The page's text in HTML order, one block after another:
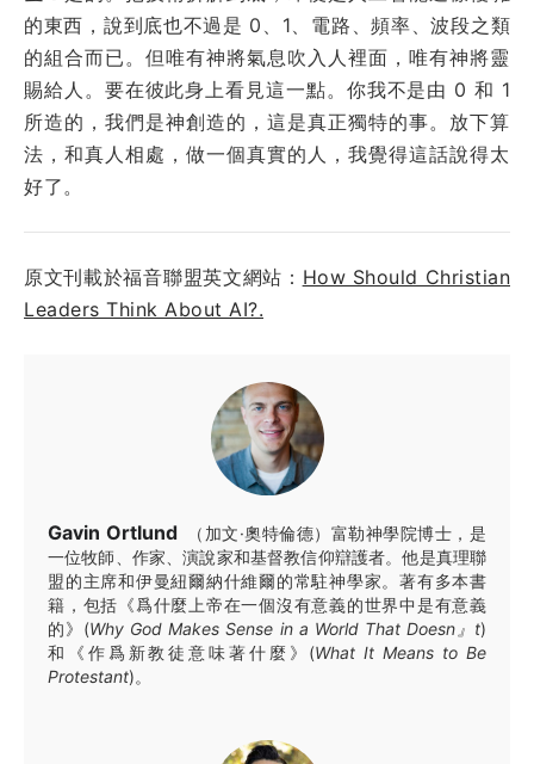
的東西，說到底也不過是 0、1、電路、頻率、波段之類
的組合而已。但唯有神將氣息吹入人裡面，唯有神將靈
賜給人。要在彼此身上看見這一點。你我不是由 0 和 1
所造的，我們是神創造的，這是真正獨特的事。放下算
法，和真人相處，做一個真實的人，我覺得這話說得太
好了。
原文刊載於福音聯盟英文網站： How Should Christian
Leaders Think About AI?.
Gavin Ortlund
（加文·奧特倫德）富勒神學院博士，是
一位牧師、作家、演說家和基督教信仰辯護者。他是真理聯
盟的主席和伊曼紐爾納什維爾的常駐神學家。著有多本書
籍，包括《爲什麼上帝在一個沒有意義的世界中是有意義
的》(Why God Makes Sense in a World That Doesn』t)
和《作爲新教徒意味著什麼》(What It Means to Be
Protestant)。